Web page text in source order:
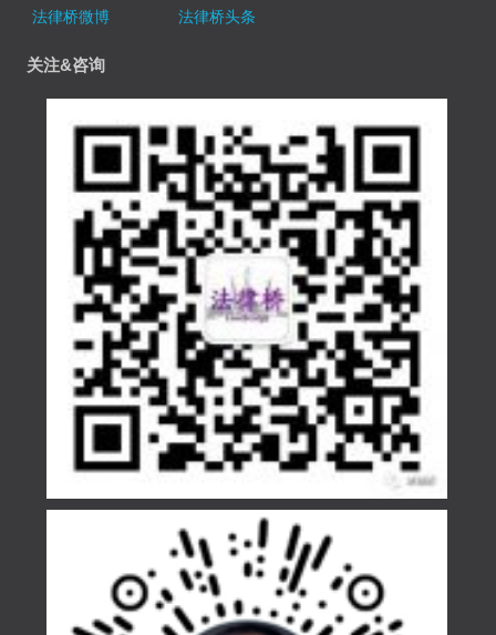
法律桥微博
法律桥头条
关注&咨询